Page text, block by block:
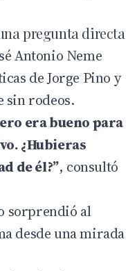
pregunta directa
Antonio Neme
de Jorge Pino y
sin rodeos.
era bueno para
¿Hubieras
de él?”, consultó
sorprendió al
desde una mirada